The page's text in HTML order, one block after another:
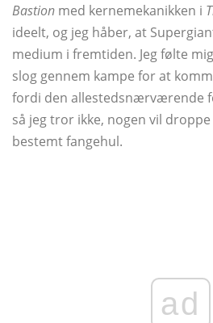
Bastion med kernemekanikken i
ideelt, og jeg håber, at
medium i fremtiden. Jeg følte
slog gennem kampe for at
fordi den allestedsnærværende
så jeg tror ikke, nogen vil
bestemt fangehul.
ad